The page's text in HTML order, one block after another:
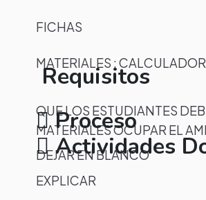
FICHAS
MATERIALES :
Requisitos
QUE LOS ESTUDIANTES
MATERIALES OCUPAR EL
Proceso
DEJAR EN BLANCO
Actividades
EXPLICAR